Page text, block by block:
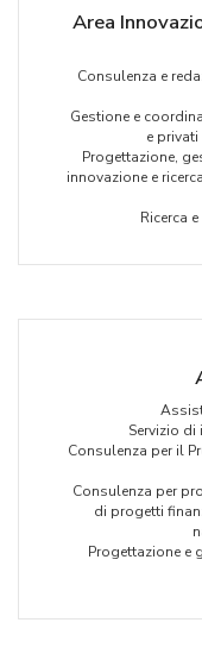
Area
Consulenza e
Gestione e
e
Progettazione,
innovazione e
Ricerca
Servizio
Consulenza per il
Consulenza per
di progetti
Progettazione e